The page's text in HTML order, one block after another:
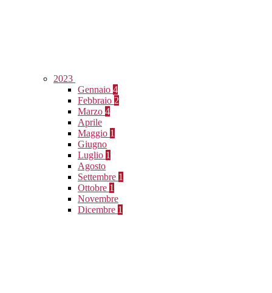
2023
Gennaio 4
Febbraio 2
Marzo 4
Aprile
Maggio 1
Giugno
Luglio 1
Agosto
Settembre 1
Ottobre 1
Novembre
Dicembre 1